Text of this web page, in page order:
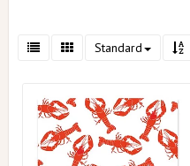
Standard